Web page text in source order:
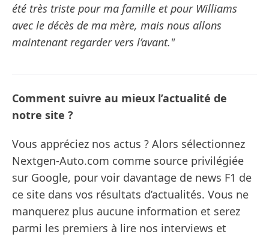
été très triste pour ma famille et pour Williams
avec le décès de ma mère, mais nous allons
maintenant regarder vers l’avant."
Comment suivre au mieux l’actualité de
notre site ?
Vous appréciez nos actus ? Alors sélectionnez
Nextgen-Auto.com comme source privilégiée
sur Google, pour voir davantage de news F1 de
ce site dans vos résultats d’actualités. Vous ne
manquerez plus aucune information et serez
parmi les premiers à lire nos interviews et